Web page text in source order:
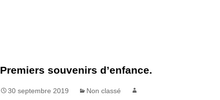
Premiers souvenirs d’enfance.
30 septembre 2019 Non classé